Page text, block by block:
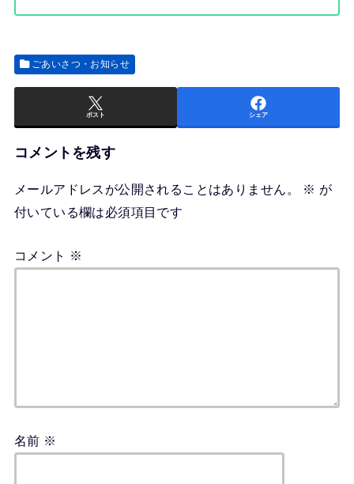
ごあいさつ・お知らせ
ポスト シェア
コメントを残す
メールアドレスが公開されることはありません。 ※ が
付いている欄は必須項目です
コメント ※
名前 ※